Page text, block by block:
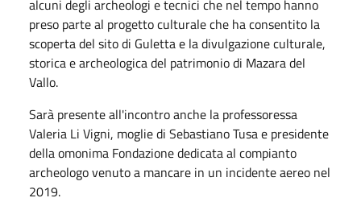
alcuni degli archeologi e tecnici che nel tempo hanno
preso parte al progetto culturale che ha consentito la
scoperta del sito di Guletta e la divulgazione culturale,
storica e archeologica del patrimonio di Mazara del
Vallo.
Sarà presente all'incontro anche la professoressa
Valeria Li Vigni, moglie di Sebastiano Tusa e presidente
della omonima Fondazione dedicata al compianto
archeologo venuto a mancare in un incidente aereo nel
2019.